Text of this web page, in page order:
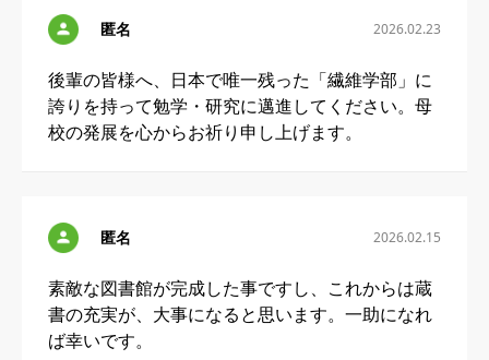
匿名 2026.02.23
後輩の皆様へ、日本で唯一残った「繊維学部」に
誇りを持って勉学・研究に邁進してください。母
校の発展を心からお祈り申し上げます。
匿名 2026.02.15
素敵な図書館が完成した事ですし、これからは蔵
書の充実が、大事になると思います。一助になれ
ば幸いです。